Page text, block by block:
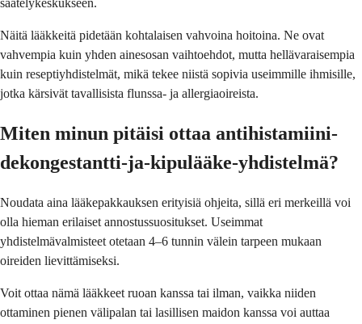
Näitä lääkkeitä pidetään kohtalaisen vahvoina hoitoina. Ne ovat
vahvempia kuin yhden ainesosan vaihtoehdot, mutta hellävaraisempia
kuin reseptiyhdistelmät, mikä tekee niistä sopivia useimmille ihmisille,
jotka kärsivät tavallisista flunssa- ja allergiaoireista.
Miten minun pitäisi ottaa antihistamiini-
dekongestantti-ja-kipulääke-yhdistelmä?
Noudata aina lääkepakkauksen erityisiä ohjeita, sillä eri merkeillä voi
olla hieman erilaiset annostussuositukset. Useimmat
yhdistelmävalmisteet otetaan 4–6 tunnin välein tarpeen mukaan
oireiden lievittämiseksi.
Voit ottaa nämä lääkkeet ruoan kanssa tai ilman, vaikka niiden
ottaminen pienen välipalan tai lasillisen maidon kanssa voi auttaa